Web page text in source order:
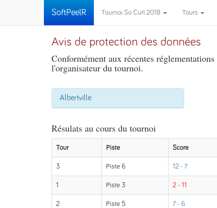
SoftPeelR Tournoi So Curl 2018 Tours
Avis de protection des données
Conformément aux récentes
l'organisateur du tournoi.
Albertville
Résulats au cours du tournoi
Tour Piste Score
3 Piste 6 12 - 7
1 Piste 3 2 - 11
2 Piste 5 7 - 6